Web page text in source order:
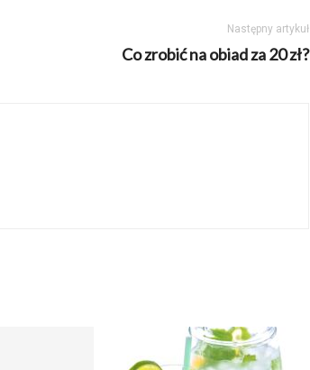
Następny artykuł
Co zrobić na obiad za 20 zł?